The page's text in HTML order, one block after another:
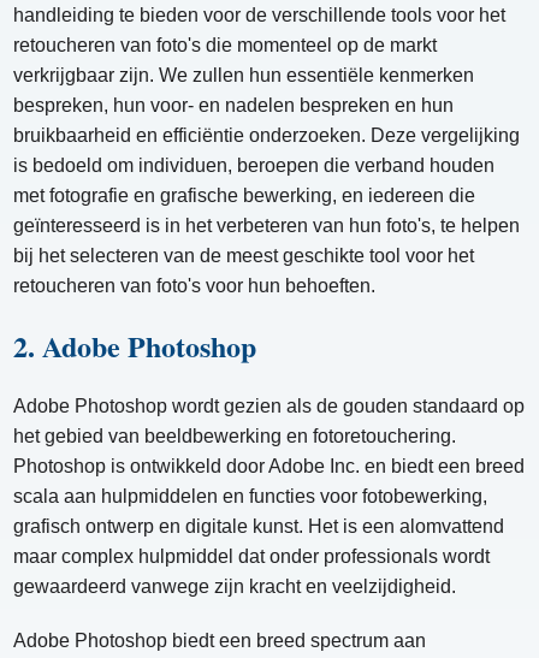
handleiding te bieden voor de verschillende tools voor het
retoucheren van foto's die momenteel op de markt
verkrijgbaar zijn. We zullen hun essentiële kenmerken
bespreken, hun voor- en nadelen bespreken en hun
bruikbaarheid en efficiëntie onderzoeken. Deze vergelijking
is bedoeld om individuen, beroepen die verband houden
met fotografie en grafische bewerking, en iedereen die
geïnteresseerd is in het verbeteren van hun foto's, te helpen
bij het selecteren van de meest geschikte tool voor het
retoucheren van foto's voor hun behoeften.
2. Adobe Photoshop
Adobe Photoshop wordt gezien als de gouden standaard op
het gebied van beeldbewerking en fotoretouchering.
Photoshop is ontwikkeld door Adobe Inc. en biedt een breed
scala aan hulpmiddelen en functies voor fotobewerking,
grafisch ontwerp en digitale kunst. Het is een alomvattend
maar complex hulpmiddel dat onder professionals wordt
gewaardeerd vanwege zijn kracht en veelzijdigheid.
Adobe Photoshop biedt een breed spectrum aan